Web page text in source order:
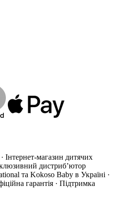
Інтернет-магазин дитячих
дистриб’ютор
та Kokoso Baby в Україні ·
гарантія · Підтримка